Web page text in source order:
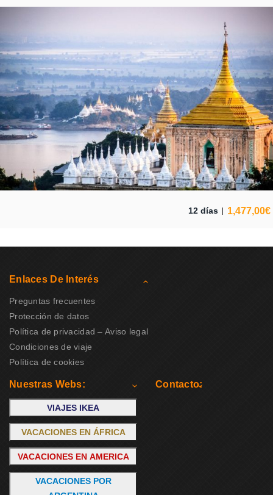
12 días 1,477,00€
Enlaces De Interés
Preguntas frecuentes
Protección de datos
Política de privacidad – Aviso legal
Condiciones de viaje
Política de cookies
Nuestras Webs:
VIAJES IKEA
VACACIONES EN ÁFRICA
VACACIONES EN AMERICA
VACACIONES POR
Contacto: